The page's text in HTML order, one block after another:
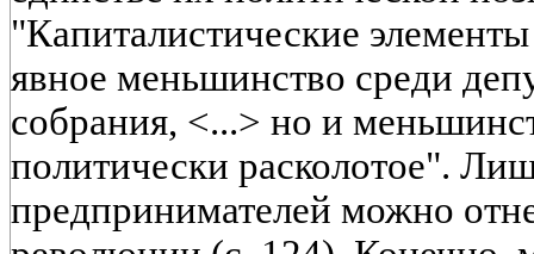
"Капиталистические
явное меньшинство среди
собрания, <...> но и
политически расколотое".
предпринимателей можно